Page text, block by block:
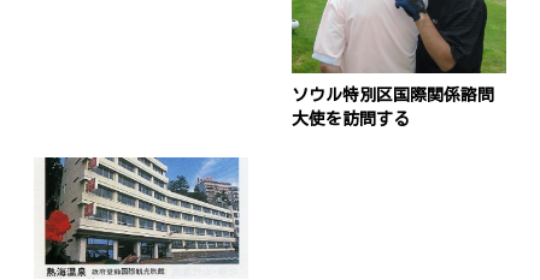
ソウル特別区国際関係諮問
大使を訪問する